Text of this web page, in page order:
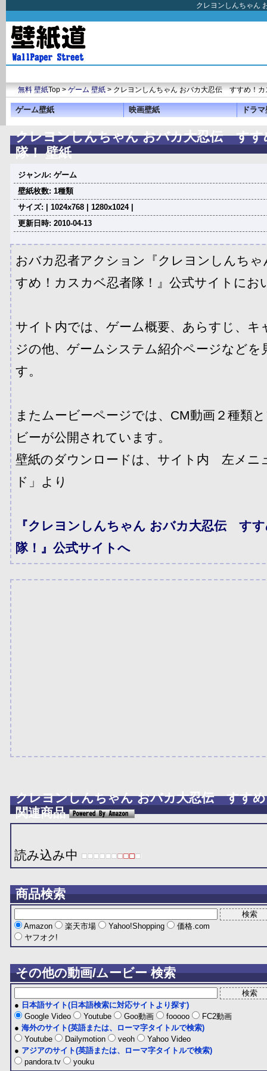
クレヨンしんちゃん
無料 壁紙Top >ゲーム 壁紙> クレヨンしんちゃん おバカ大忍伝 すすめ！カ
ゲーム壁紙 映画壁紙 ドラ
クレヨンしんちゃん おバカ大忍伝 すす
隊！ 壁紙
ジャンル: ゲーム
壁紙枚数: 1種類
サイズ: | 1024x768 | 1280x1024 |
更新日時: 2010-04-13
おバカ忍者アクション『クレヨンしんち
すめ！カスカベ忍者隊！』公式サイトにお
サイト内では、ゲーム概要、あらすじ、キ
ジの他、ゲームシステム紹介ページなどを
す。
またムービーページでは、CM動画２種類
ビーが公開されています。
壁紙のダウンロードは、サイト内 左メニ
ド」より
『クレヨンしんちゃん おバカ大忍伝 す
隊！』公式サイトへ
クレヨンしんちゃん おバカ大忍伝 すす
関連商品
読み込み中
商品検索
Amazon 楽天市場 Yahoo!Shopping
価格.com
ヤフオク!
その他の動画/ムービー 検索
● 日本語サイト(日本語検索に対応サイトより探す)
Google Video
Youtube Goo動画 fooooo
FC2動画
● 海外のサイト(英語または、ローマ字タイトルで検索)
Youtube
Dailymotion veoh
Yahoo Video
● アジアのサイト(英語または、ローマ字タイトルで検索)
pandora.tv
youku